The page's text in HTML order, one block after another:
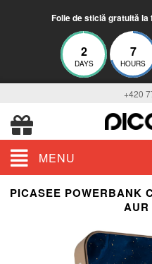
Folie de sticlă gratuită la
2
DAYS
7
HOURS
+420
MENU
PICASEE POWERBANK